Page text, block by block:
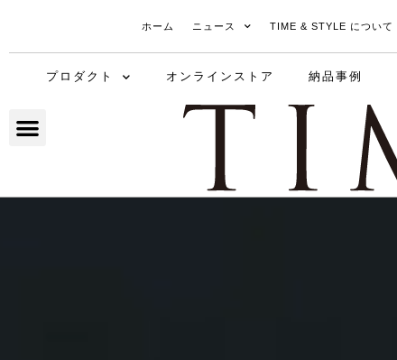
ホーム ニュース TIME & STYLE について
プロダクト オンラインストア 納品事例